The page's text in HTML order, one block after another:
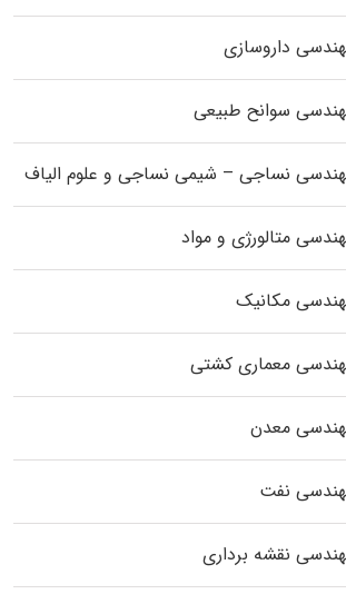
داروسازی
سوانح طبیعی
نساجی – شیمی نساجی و علوم الیاف
متالورژی و مواد
مکانیک
معماری کشتی
معدن
نفت
نقشه برداری